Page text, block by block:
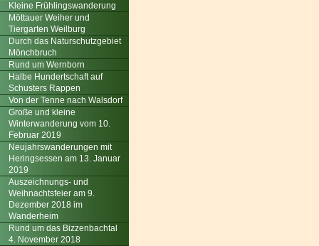
Kleine Frühlingswanderung
Möttauer Weiher und
Tiergarten Weilburg
Durch das Naturschutzgebiet
Mönchbruch
Rund um Wernborn
Halbe Hundertschaft auf
Schusters Rappen
Von der Tenne nach Walsdorf
Große und kleine
Winterwanderung vom 10.
Februar 2019
Neujahrswanderungen mit
Heringsessen am 13. Januar
2019
Auszeichnungs- und
Weihnachtsfeier am 9.
Dezember 2018 im
Wanderheim
Rund um das Bizzenbachtal
4. November 2018